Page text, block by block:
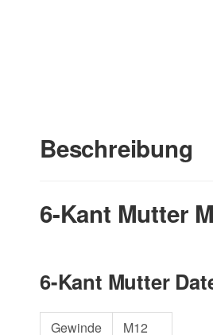
Beschreibung
6-Kant Mutter
6-Kant Mutter
Gewinde
M12